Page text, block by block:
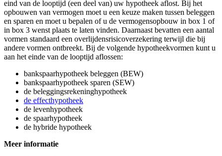
eind van de looptijd (een deel van) uw hypotheek aflost. Bij het
opbouwen van vermogen moet u een keuze maken tussen beleggen
en sparen en moet u bepalen of u de vermogensopbouw in box 1 of
in box 3 wenst plaats te laten vinden. Daarnaast bevatten een aantal
vormen standaard een overlijdensrisicoverzekering terwijl die bij
andere vormen ontbreekt. Bij de volgende hypotheekvormen kunt u
aan het einde van de looptijd aflossen:
bankspaarhypotheek beleggen (BEW)
bankspaarhypotheek sparen (SEW)
de beleggingsrekeninghypotheek
de effecthypotheek
de levenhypotheek
de spaarhypotheek
de hybride hypotheek
Meer informatie